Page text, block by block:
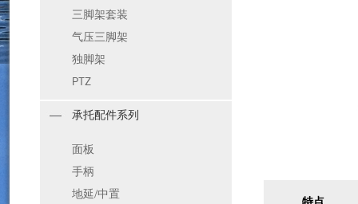
三脚架套装
气压三脚架
独脚架
PTZ
承托配件系列
面板
手柄
地延/中置